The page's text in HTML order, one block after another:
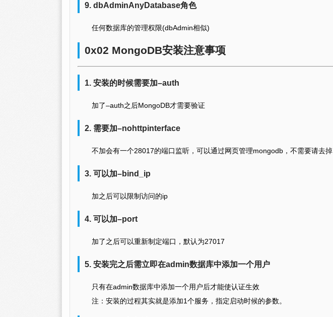
9. dbAdminAnyDatabase角色
任何数据库的管理权限(dbAdmin相似)
0x02 MongoDB安装注意事项
1. 安装的时候需要加–auth
加了–auth之后MongoDB才需要验证
2. 需要加–nohttpinterface
不加会有一个28017的端口监听，可以通过网页管理mongodb，不需要请去掉
3. 可以加–bind_ip
加之后可以限制访问的ip
4. 可以加–port
加了之后可以重新制定端口，默认为27017
5. 安装完之后需立即在admin数据库中添加一个用户
只有在admin数据库中添加一个用户后才能使认证生效
注：安装的过程其实就是添加1个服务，指定启动时候的参数。